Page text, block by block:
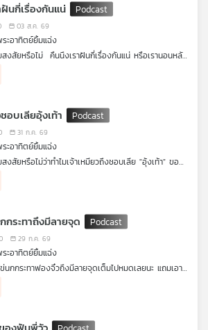
นกี่เรื่องกันแน่
03 ส.ค. 69
ะอาทิตย์ยิ้มแฉ่ง
งสัยหรือไม่ คืนนึงเราฝันกี่เรื่องกันแน่ หรือเรานอนหลับ
มฝันถึงวูบหายไปหมดล่ะ หรือสมองจะมี "ตัวช่วยลับ" ซ่อน
ะอาทิตย์ยิ้มแฉ่ง ได้เลย
อบเลียอุ้งเท้า
31 ก.ค. 69
ะอาทิตย์ยิ้มแฉ่ง
งสัยหรือไม่ว่าทำไมเจ้าเหมียวถึงชอบเลีย "อุ้งเท้า" ของ
น้องแมวก็คือ "ผ้าเช็ดหน้าวิเศษ" ที่เอาไว้เช็ดหน้าเช็ดตาให้
ไปพร้อมกันกับรายการพระอาทิตย์ยิ้มแฉ่งได้เลย
กระทาถึงมีลายจุด
29 ก.ค. 69
ะอาทิตย์ยิ้มแฉ่ง
ข่นกกระทาฟองจิ๋วถึงมีลายจุดเต็มไปหมดเลยนะ แถมเอา
ที่คุณแม่นกตั้งใจสร้างไว้เพื่อปกป้องไข่ใบจิ๋วนั่นเอง ชุด
พระอาทิตย์ยิ้มแฉ่งได้เลย